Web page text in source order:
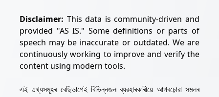
Disclaimer: This data is community-driven and
provided "AS IS." Some definitions or parts of
speech may be inaccurate or outdated. We are
continuously working to improve and verify the
content using modern tools.
এই তথ্যসমূহৰ বেছিভাগেই বিভিন্নজন ব্যৱহাৰকাৰীয়ে আগবঢ়োৱা সমলৰ